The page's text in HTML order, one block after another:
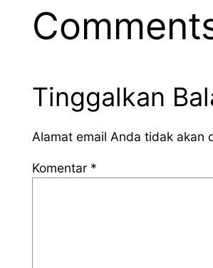
Tinggalkan
Alamat email Anda tidak akan
Komentar *